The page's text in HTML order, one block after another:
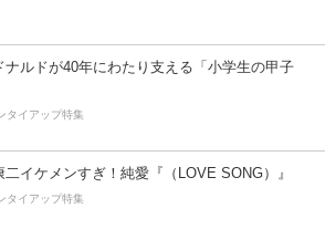
ナルドが40年にわたり支える「小学生の甲子
タイアップ特集
二イケメンすぎ！純愛『（LOVE SONG）』
タイアップ特集